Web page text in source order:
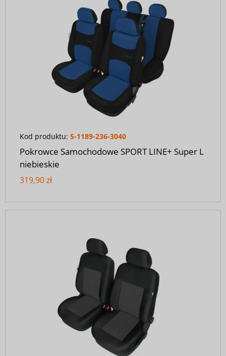
Kod produktu: 5-1189-236-3040
Pokrowce Samochodowe SPORT LINE+ Super L
niebieskie
319,90 zł